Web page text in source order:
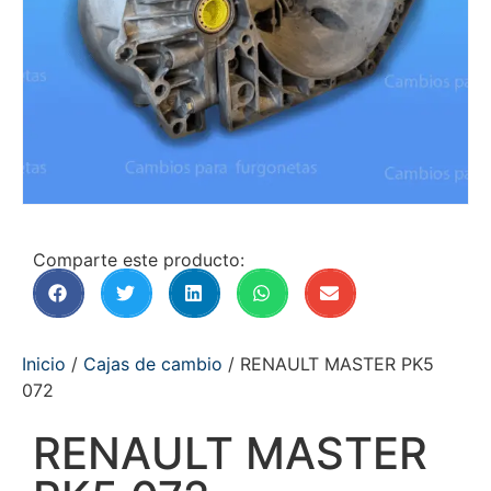
Comparte este producto:
Inicio / Cajas de cambio / RENAULT MASTER PK5
072
RENAULT MASTER